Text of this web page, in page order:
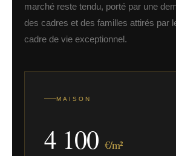
marché reste tendu, porté par une
des cadres et des familles attirés par
cadre de vie exceptionnel.
MAISON
4 100 €/m²